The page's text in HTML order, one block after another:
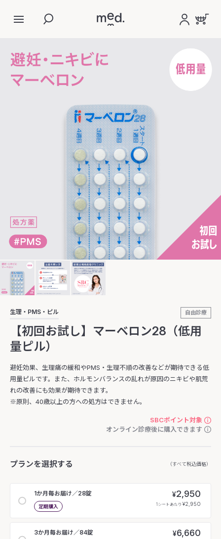
自由診療
生理・PMS・ピル
【初回お試し】マーベロン28（低用
量ピル）
避妊効果、生理痛の緩和やPMS・生理不順の改善などが期待できる低
用量ピルです。また、ホルモンバランスの乱れが原因のニキビや肌荒
れの改善にも効果が期待できます。
※原則、40歳以上の方への処方はできません。
SBCポイント対象
オンライン診療後に購入できます
プランを選択する （すべて税込価格）
1か月毎お届け／28錠
定期購入
¥2,950
1シートあたり ¥2,950
3か月毎お届け／84錠 ¥6,660